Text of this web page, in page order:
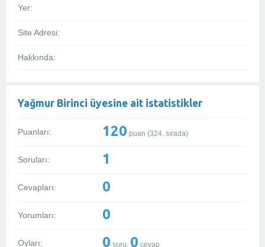
Yer:
Site Adresi:
Hakkında:
Yağmur Birinci üyesine ait istatistikler
Puanları: 120 puan (324 . sırada)
Soruları: 1
Cevapları: 0
Yorumları: 0
Oyları: 0 soru, 0 cevap